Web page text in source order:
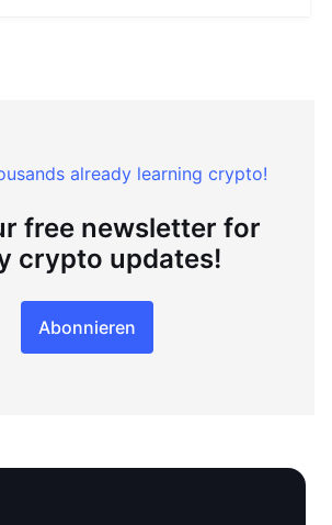
already learning crypto!
free newsletter for
crypto updates!
Abonnieren